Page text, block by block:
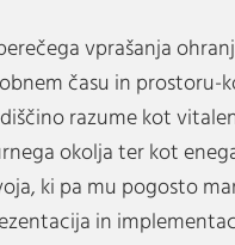
vprašanja
času in prostoru-
razume kot
okolja ter kot
ki pa mu pogosto
in